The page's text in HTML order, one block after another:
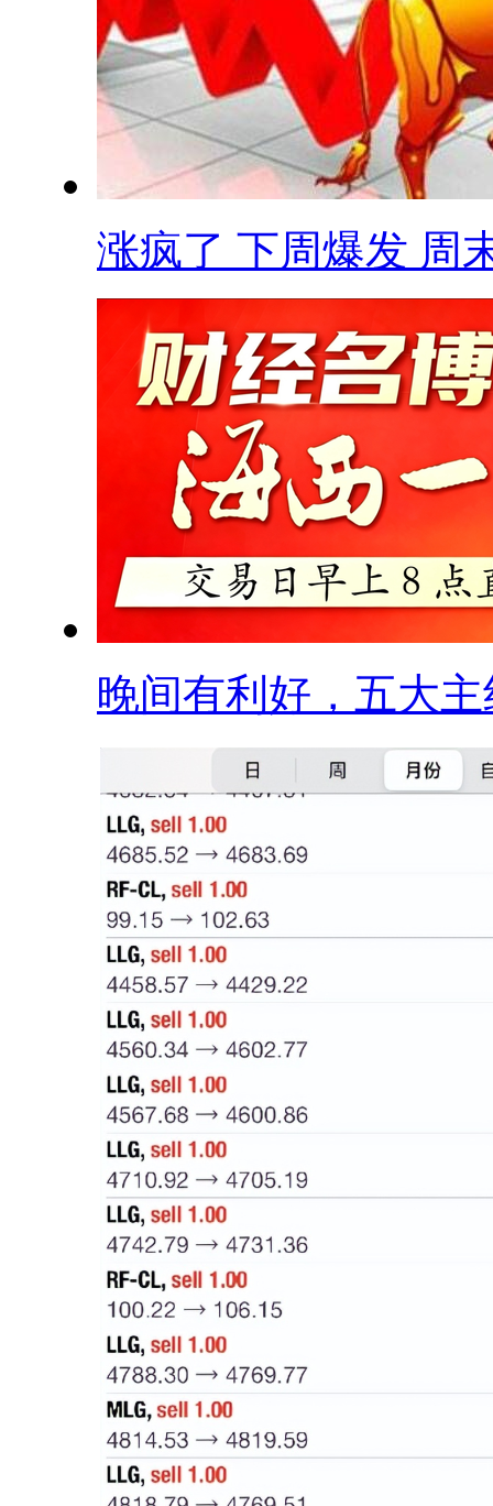
涨疯了 下周爆发 周
晚间有利好，五大主